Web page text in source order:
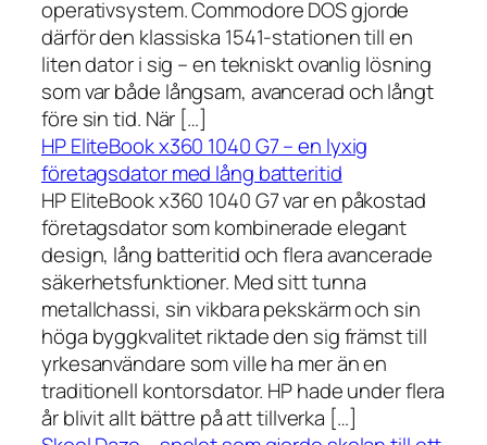
operativsystem. Commodore DOS gjorde
därför den klassiska 1541-stationen till en
liten dator i sig – en tekniskt ovanlig lösning
som var både långsam, avancerad och långt
före sin tid. När […]
HP EliteBook x360 1040 G7 – en lyxig
företagsdator med lång batteritid
HP EliteBook x360 1040 G7 var en påkostad
företagsdator som kombinerade elegant
design, lång batteritid och flera avancerade
säkerhetsfunktioner. Med sitt tunna
metallchassi, sin vikbara pekskärm och sin
höga byggkvalitet riktade den sig främst till
yrkesanvändare som ville ha mer än en
traditionell kontorsdator. HP hade under flera
år blivit allt bättre på att tillverka […]